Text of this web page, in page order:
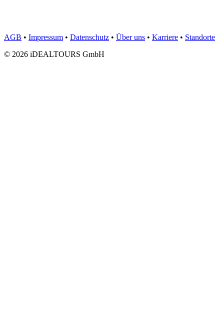
AGB • Impressum • Datenschutz • Über uns • Karriere • Standorte
© 2026 iDEALTOURS GmbH